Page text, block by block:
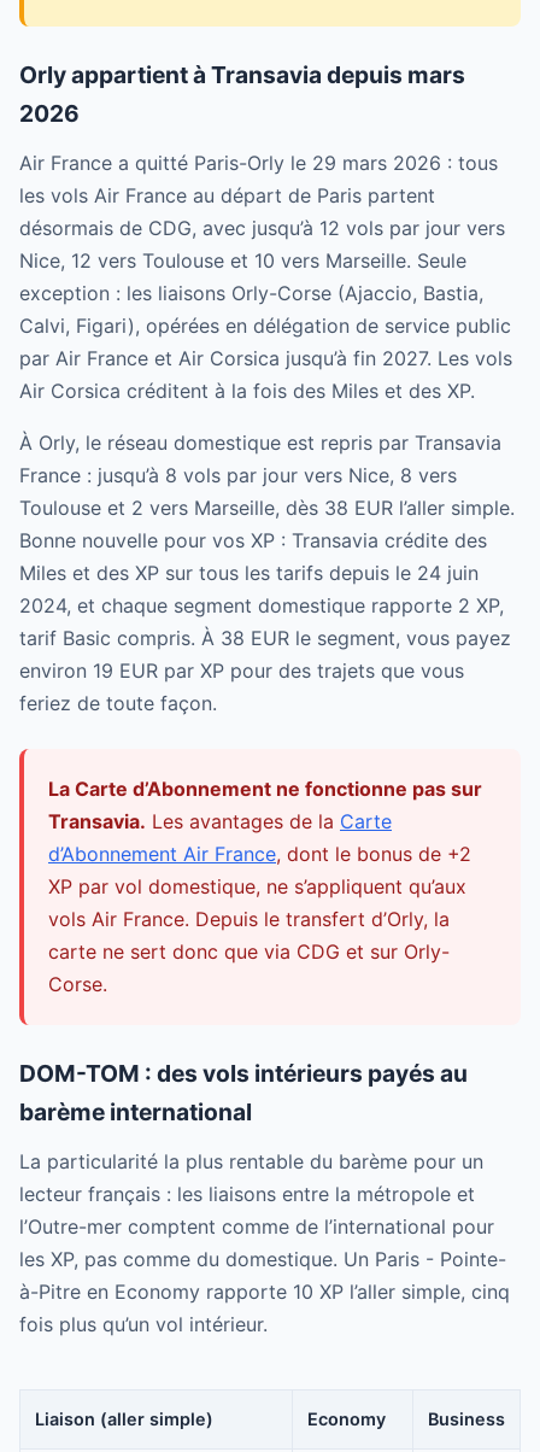
Orly appartient à Transavia depuis mars
2026
Air France a quitté Paris-Orly le 29 mars 2026 : tous
les vols Air France au départ de Paris partent
désormais de CDG, avec jusqu’à 12 vols par jour vers
Nice, 12 vers Toulouse et 10 vers Marseille. Seule
exception : les liaisons Orly-Corse (Ajaccio, Bastia,
Calvi, Figari), opérées en délégation de service public
par Air France et Air Corsica jusqu’à fin 2027. Les vols
Air Corsica créditent à la fois des Miles et des XP.
À Orly, le réseau domestique est repris par Transavia
France : jusqu’à 8 vols par jour vers Nice, 8 vers
Toulouse et 2 vers Marseille, dès 38 EUR l’aller simple.
Bonne nouvelle pour vos XP : Transavia crédite des
Miles et des XP sur tous les tarifs depuis le 24 juin
2024, et chaque segment domestique rapporte 2 XP,
tarif Basic compris. À 38 EUR le segment, vous payez
environ 19 EUR par XP pour des trajets que vous
feriez de toute façon.
La Carte d’Abonnement ne fonctionne pas sur
Transavia. Les avantages de la Carte
d’Abonnement Air France, dont le bonus de +2
XP par vol domestique, ne s’appliquent qu’aux
vols Air France. Depuis le transfert d’Orly, la
carte ne sert donc que via CDG et sur Orly-
Corse.
DOM-TOM : des vols intérieurs payés au
barème international
La particularité la plus rentable du barème pour un
lecteur français : les liaisons entre la métropole et
l’Outre-mer comptent comme de l’international pour
les XP, pas comme du domestique. Un Paris - Pointe-
à-Pitre en Economy rapporte 10 XP l’aller simple, cinq
fois plus qu’un vol intérieur.
Liaison (aller simple) Economy Business